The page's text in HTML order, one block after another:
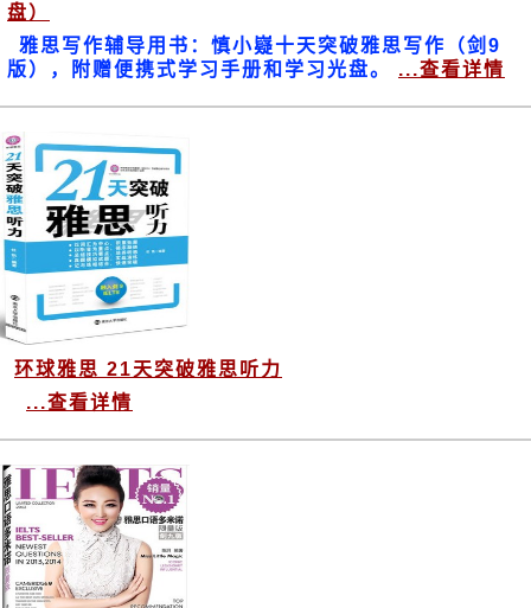
盘）
雅思写作辅导用书：慎小嶷十天突破雅思写作（剑9
版），附赠便携式学习手册和学习光盘。
...查看详情
环球雅思 21天突破雅思听力
...查看详情